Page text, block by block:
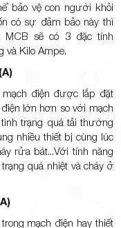
bảo vệ con người khỏi
có sự đảm bảo này thì
MCB sẽ có 3 đặc tính
và Kilo Ampe.
mạch điện được lắp đặt
lớn hơn so với mạch
trạng quá tải thường
nhiều thiết bị cùng lúc
rửa bát...Với tính năng
quá nhiệt và cháy ở
mạch điện hay thiết